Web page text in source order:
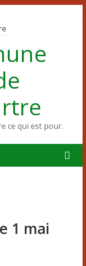
ce qui est pour.
1 mai